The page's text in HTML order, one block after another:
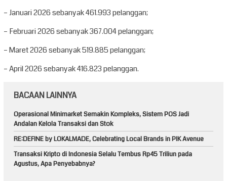
– Januari 2026 sebanyak 461.993 pelanggan;
– Februari 2026 sebanyak 367.004 pelanggan;
– Maret 2026 sebanyak 519.885 pelanggan;
– April 2026 sebanyak 416.823 pelanggan.
BACAAN LAINNYA
Operasional Minimarket Semakin Kompleks, Sistem POS Jadi
Andalan Kelola Transaksi dan Stok
RE:DEFINE by LOKALMADE, Celebrating Local Brands in PIK Avenue
Transaksi Kripto di Indonesia Selalu Tembus Rp45 Triliun pada
Agustus, Apa Penyebabnya?